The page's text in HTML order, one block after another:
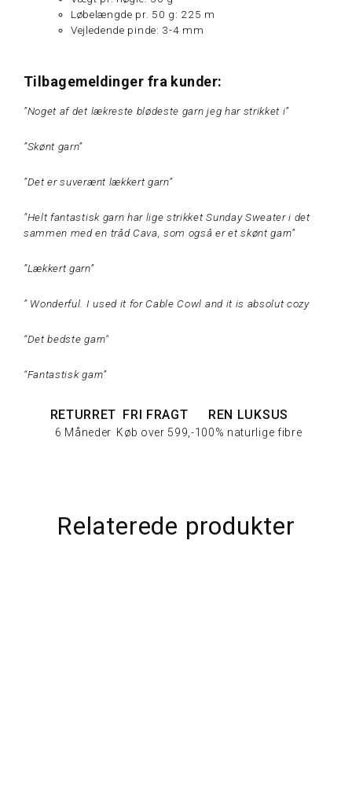
Løbelængde pr. 50 g: 225 m
Vejledende pinde: 3-4 mm
Tilbagemeldinger fra kunder:
”Noget af det lækreste blødeste garn jeg har strikket i”
”Skønt garn”
”Det er suverænt lækkert garn”
”Helt fantastisk garn har lige strikket Sunday Sweater i det
sammen med en tråd Cava, som også er et skønt garn”
”Lækkert garn”
” Wonderful. I used it for Cable Cowl and it is absolut cozy
“Det bedste garn"
“Fantastisk garn”
RETURRET
6 Måneder
FRI FRAGT
Køb over 599,-
REN LUKSUS
100% naturlige fibre
Relaterede produkter